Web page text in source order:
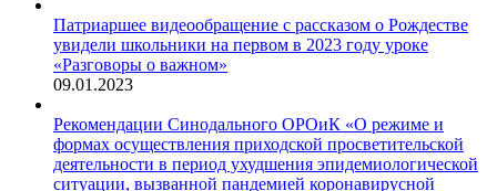
Патриаршее видеообращение с рассказом о Рождестве
увидели школьники на первом в 2023 году уроке
«Разговоры о важном»
09.01.2023
Рекомендации Синодального ОРОиК «О режиме и
формах осуществления приходской просветительской
деятельности в период ухудшения эпидемиологической
ситуации, вызванной пандемией коронавирусной